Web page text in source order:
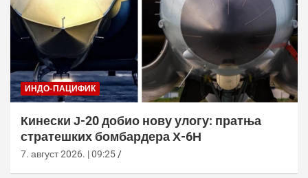
ИНДО-ПАЦИФИК
Кинески Ј-20 добио нову улогу: пратња
стратешких бомбардера Х-6Н
7. август 2026. | 09:25